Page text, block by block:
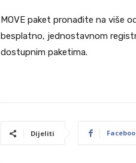
MOVE paket pronađite na više
besplatno, jednostavnom
dostupnim paketima.
Dijeliti